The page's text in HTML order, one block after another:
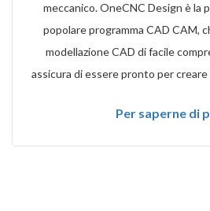
meccanico. OneCNC Design è la
popolare programma CAD CAM,
modellazione CAD di facile
assicura di essere pronto per
Per saperne di